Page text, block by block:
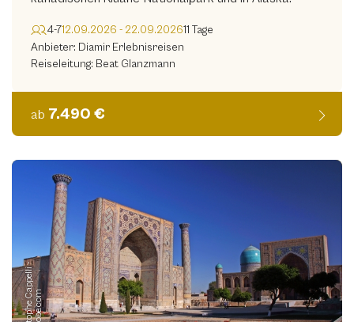
4-712.09.2026 - 22.09.202611 Tage
Anbieter: Diamir Erlebnisreisen
Reiseleitung: Beat Glanzmann
ab 7.490 €